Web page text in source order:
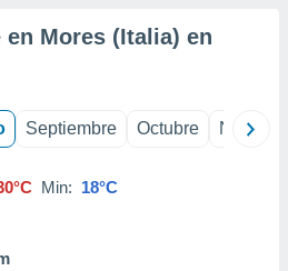
Mores (Italia) en
Septiembre Octubre
Min: 18°C